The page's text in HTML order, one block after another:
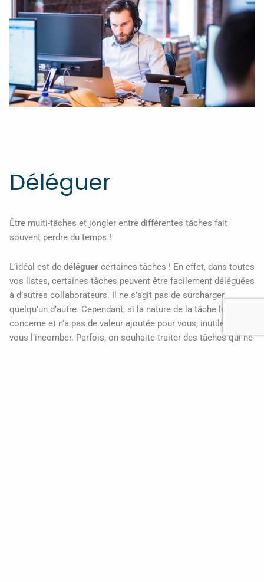
Déléguer
Être multi-tâches et jongler entre différentes tâches fait
souvent perdre du temps !
L’idéal est de déléguer certaines tâches ! En effet, dans toutes
vos listes, certaines tâches peuvent être facilement déléguées
à d’autres collaborateurs. Il ne s’agit pas de surcharger
quelqu’un d’autre. Cependant, si la nature de la tâche le
concerne et n’a pas de valeur ajoutée pour vous, inutile de
vous l’incomber. Parfois, on souhaite traiter des tâches qui ne